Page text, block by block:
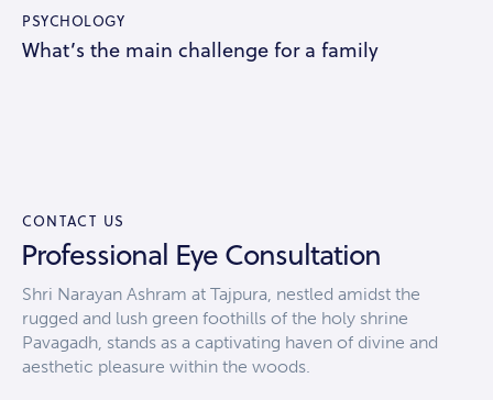
PSYCHOLOGY
What’s the main challenge for a family
CONTACT US
Professional Eye Consultation
Shri Narayan Ashram at Tajpura, nestled amidst the
rugged and lush green foothills of the holy shrine
Pavagadh, stands as a captivating haven of divine and
aesthetic pleasure within the woods.